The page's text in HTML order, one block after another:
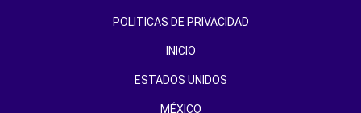
POLITICAS DE PRIVACIDAD
INICIO
ESTADOS UNIDOS
MÉXICO